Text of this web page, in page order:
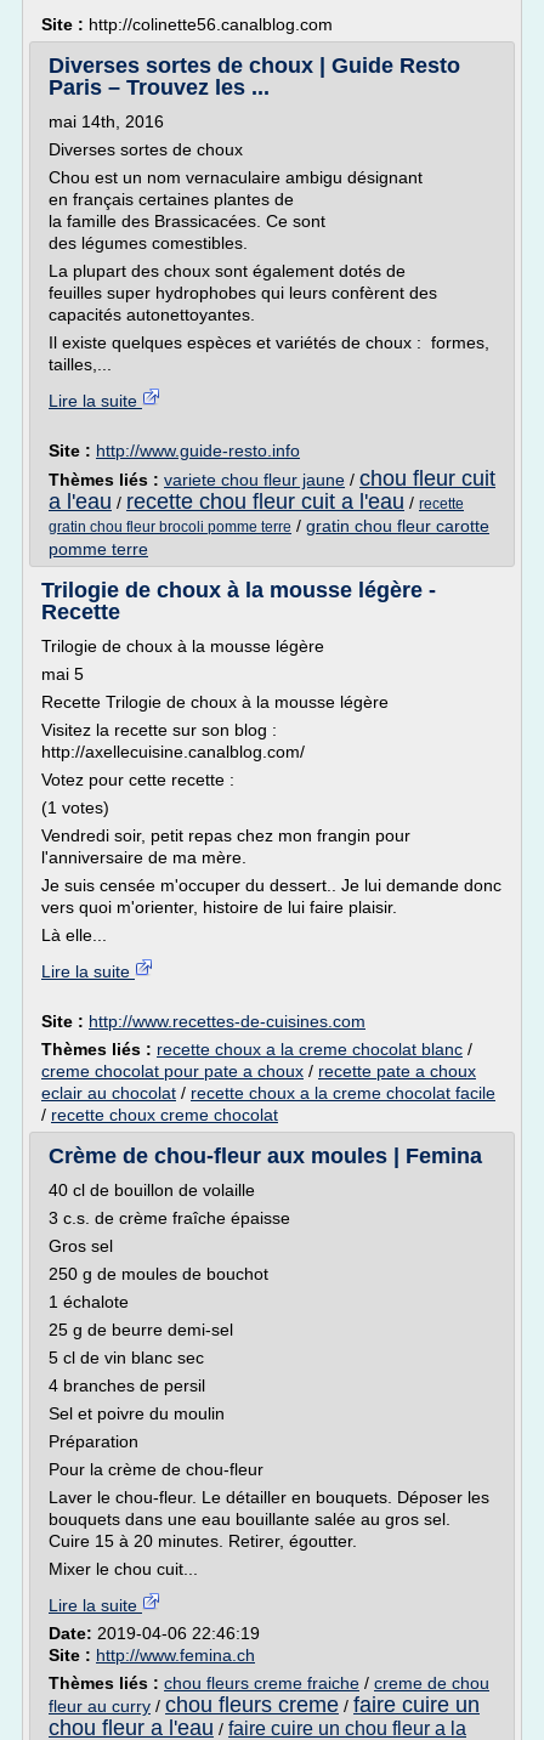
Site : http://colinette56.canalblog.com
Diverses sortes de choux | Guide Resto
Paris – Trouvez les ...
mai 14th, 2016
Diverses sortes de choux
Chou est un nom vernaculaire ambigu désignant
en français certaines plantes de
la famille des Brassicacées. Ce sont
des légumes comestibles.
La plupart des choux sont également dotés de
feuilles super hydrophobes qui leurs confèrent des
capacités autonettoyantes.
Il existe quelques espèces et variétés de choux : formes,
tailles,...
Lire la suite
Site : http://www.guide-resto.info
Thèmes liés : variete chou fleur jaune / chou fleur cuit
a l'eau / recette chou fleur cuit a l'eau / recette
gratin chou fleur brocoli pomme terre / gratin chou fleur carotte
pomme terre
Trilogie de choux à la mousse légère -
Recette
Trilogie de choux à la mousse légère
mai 5
Recette Trilogie de choux à la mousse légère
Visitez la recette sur son blog :
http://axellecuisine.canalblog.com/
Votez pour cette recette :
(1 votes)
Vendredi soir, petit repas chez mon frangin pour
l'anniversaire de ma mère.
Je suis censée m'occuper du dessert.. Je lui demande donc
vers quoi m'orienter, histoire de lui faire plaisir.
Là elle...
Lire la suite
Site : http://www.recettes-de-cuisines.com
Thèmes liés : recette choux a la creme chocolat blanc /
creme chocolat pour pate a choux / recette pate a choux
eclair au chocolat / recette choux a la creme chocolat facile
/ recette choux creme chocolat
Crème de chou-fleur aux moules | Femina
40 cl de bouillon de volaille
3 c.s. de crème fraîche épaisse
Gros sel
250 g de moules de bouchot
1 échalote
25 g de beurre demi-sel
5 cl de vin blanc sec
4 branches de persil
Sel et poivre du moulin
Préparation
Pour la crème de chou-fleur
Laver le chou-fleur. Le détailler en bouquets. Déposer les
bouquets dans une eau bouillante salée au gros sel.
Cuire 15 à 20 minutes. Retirer, égoutter.
Mixer le chou cuit...
Lire la suite
Date: 2019-04-06 22:46:19
Site : http://www.femina.ch
Thèmes liés : chou fleurs creme fraiche / creme de chou
fleur au curry / chou fleurs creme / faire cuire un
chou fleur a l'eau / faire cuire un chou fleur a la